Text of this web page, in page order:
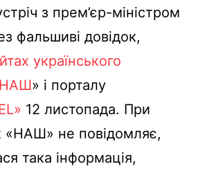
з прем’єр-міністром
фальшиві довідок,
українського
» і порталу
12 листопада. При
«НАШ» не повідомляє,
така інформація,